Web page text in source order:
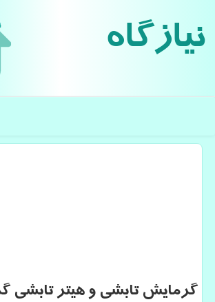
نیازگاه
گرمایش تابشی و هیتر تابشی